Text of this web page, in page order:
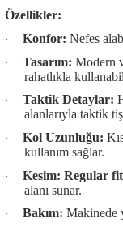
Özellikler:
· Konfor: Nefes
· Tasarım: Modern
rahatlıkla
· Taktik Detaylar:
alanlarıyla taktik
· Kol Uzunluğu:
kullanım sağlar.
· Kesim: Regular
alanı sunar.
· Bakım: Makinede